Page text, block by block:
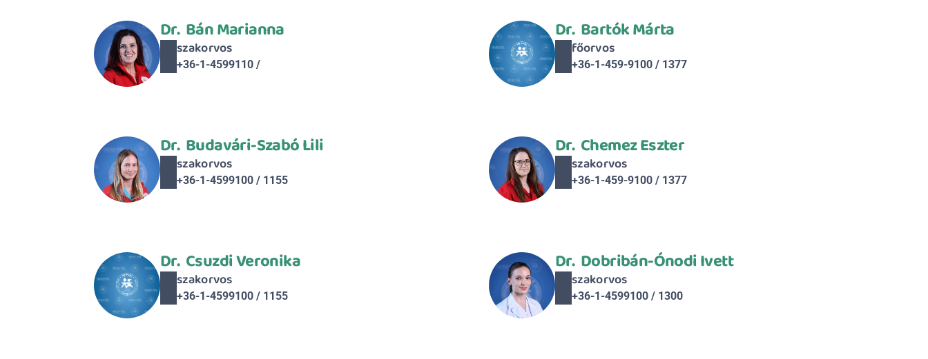
Dr.  Bán Marianna
szakorvos
+36-1-4599110 /
Dr.  Bartók Márta
főorvos
+36-1-459-9100 / 1377
Dr.  Budavári-Szabó Lili
szakorvos
+36-1-4599100 / 1155
Dr.  Chemez Eszter
szakorvos
+36-1-459-9100 / 1377
Dr.  Csuzdi Veronika
szakorvos
+36-1-4599100 / 1155
Dr.  Dobribán-Ónodi Ivett
szakorvos
+36-1-4599100 / 1300